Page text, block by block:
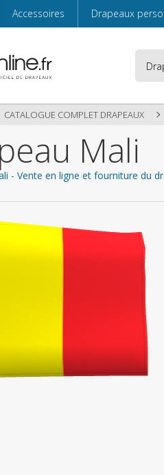
Accessoires Drapeaux
CATALOGUE COMPLET DRAPEAUX
Mali
- Vente en ligne et fourniture du